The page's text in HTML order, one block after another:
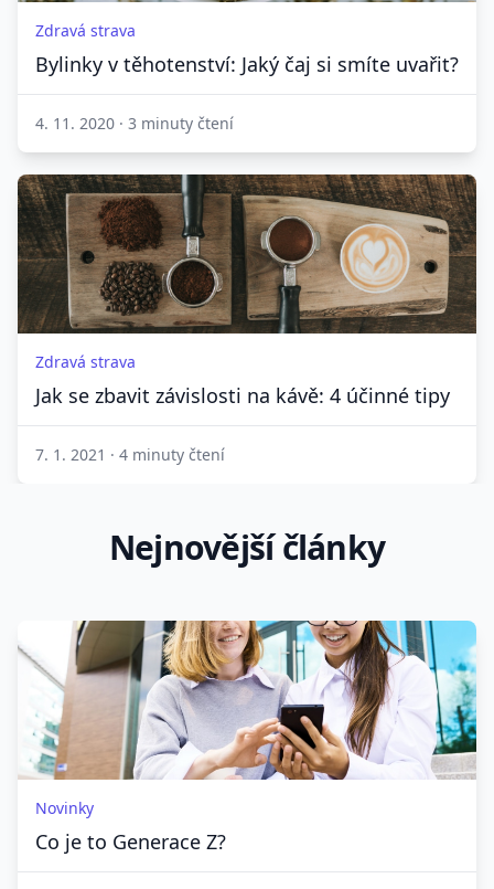
Zdravá strava
Bylinky v těhotenství: Jaký čaj si smíte uvařit?
4. 11. 2020 · 3 minuty čtení
Zdravá strava
Jak se zbavit závislosti na kávě: 4 účinné tipy
7. 1. 2021 · 4 minuty čtení
Nejnovější články
Novinky
Co je to Generace Z?